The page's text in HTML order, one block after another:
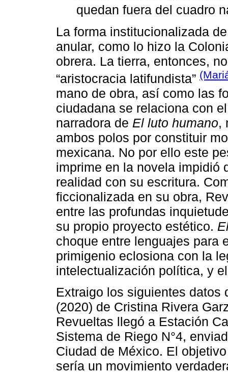
quedan fuera del cuadro
La forma institucionalizada
anular, como lo hizo la
obrera. La tierra, entonces,
“aristocracia latifundista”
mano de obra, así como las
ciudadana se relaciona con
narradora de El luto humano,
ambos polos por constituir
mexicana. No por ello este
imprime en la novela impidió
realidad con su escritura.
ficcionalizada en su obra,
entre las profundas
su propio proyecto estético.
choque entre lenguajes para
primigenio eclosiona con la
intelectualización política, y
Extraigo los siguientes datos
(2020) de Cristina Rivera
Revueltas llegó a Estación
Sistema de Riego N°4,
Ciudad de México. El
sería un movimiento